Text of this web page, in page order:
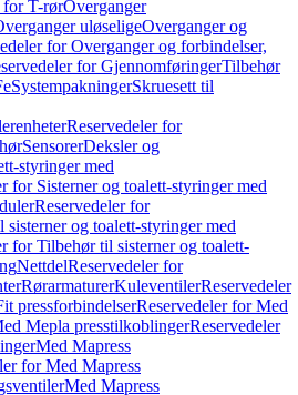
for T-rørOverganger
uløseligeOverganger og
for Overganger og forbindelser,
for GjennomføringerTilbehør
SystempakningerSkruesett til
Reservedeler for
SensorerDeksler og
styringer med
for Sisterner og toalett-styringer med
Reservedeler for
sisterner og toalett-styringer med
for Tilbehør til sisterner og toalett-
NettdelReservedeler for
RørarmaturerKuleventilerReservedeler
pressforbindelserReservedeler for Med
Mepla presstilkoblingerReservedeler
Med Mapress
for Med Mapress
Med Mapress